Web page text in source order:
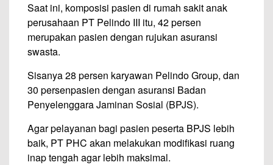
Saat ini, komposisi pasien di rumah sakit anak
perusahaan PT Pelindo III itu, 42 persen
merupakan pasien dengan rujukan asuransi
swasta.
Sisanya 28 persen karyawan Pelindo Group, dan
30 persenpasien dengan asuransi Badan
Penyelenggara Jaminan Sosial (BPJS).
Agar pelayanan bagi pasien peserta BPJS lebih
baik, PT PHC akan melakukan modifikasi ruang
inap tengah agar lebih maksimal.